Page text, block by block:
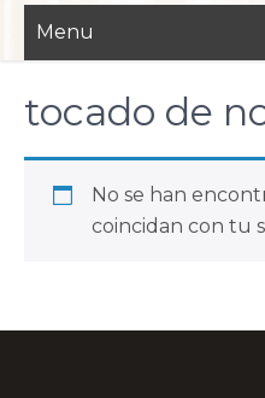
Menu
tocado de
No se han
coincidan con tu